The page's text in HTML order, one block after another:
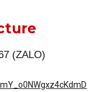
(ZALO)